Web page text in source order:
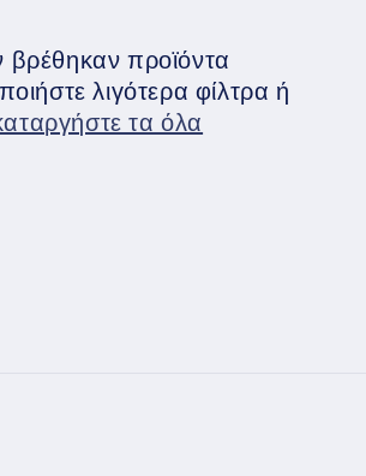
βρέθηκαν προϊόντα
λιγότερα φίλτρα ή
τα όλα